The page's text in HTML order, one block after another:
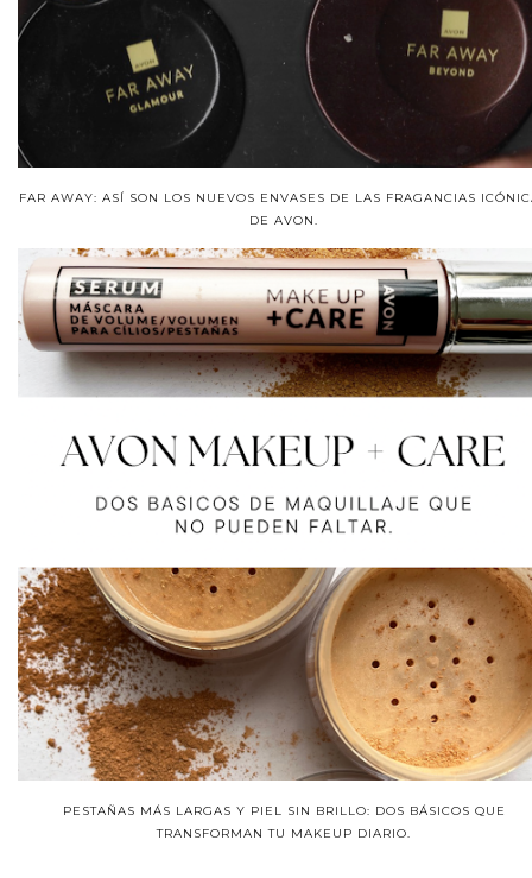
FAR AWAY: ASÍ SON LOS NUEVOS ENVASES DE LAS FRAGANCIAS
DE AVON.
PESTAÑAS MÁS LARGAS Y PIEL SIN BRILLO: DOS BÁSICOS QUE
TRANSFORMAN TU MAKEUP DIARIO.